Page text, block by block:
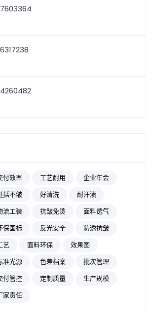
付效率 工艺耐用
企业年会
括不皱 好清洗
耐汗渍
流工装 抗皱免烫
面料透气
保国标 反光安全
防透抗皱
艺 面料环保
效果图
准光源 色差档案
批次管理
付管控 定制质量
生产规模
家责任